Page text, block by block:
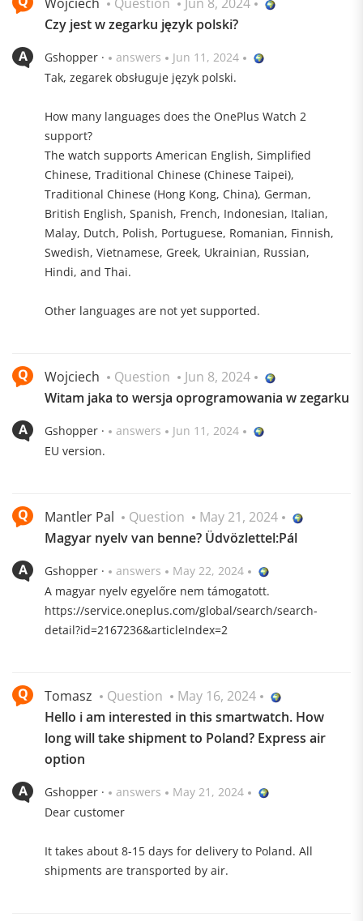
Wojciech Question
Jun 8, 2024
Czy jest w zegarku język polski?
Gshopper · answers
Jun 11, 2024
Tak, zegarek obsługuje język polski.
How many languages does the OnePlus Watch 2
support?
The watch supports American English, Simplified
Chinese, Traditional Chinese (Chinese Taipei),
Traditional Chinese (Hong Kong, China), German,
British English, Spanish, French, Indonesian, Italian,
Malay, Dutch, Polish, Portuguese, Romanian, Finnish,
Swedish, Vietnamese, Greek, Ukrainian, Russian,
Hindi, and Thai.
Other languages are not yet supported.
Wojciech Question
Jun 8, 2024
Witam jaka to wersja oprogramowania w zegarku
Gshopper · answers
Jun 11, 2024
EU version.
Mantler Pal Question
May 21, 2024
Magyar nyelv van benne? Üdvözlettel:Pál
Gshopper · answers
May 22, 2024
A magyar nyelv egyelőre nem támogatott.
https://service.oneplus.com/global/search/search-
detail?id=2167236&articleIndex=2
Tomasz Question
May 16, 2024
Hello i am interested in this smartwatch. How
long will take shipment to Poland? Express air
option
Gshopper · answers
May 21, 2024
Dear customer
It takes about 8-15 days for delivery to Poland. All
shipments are transported by air.